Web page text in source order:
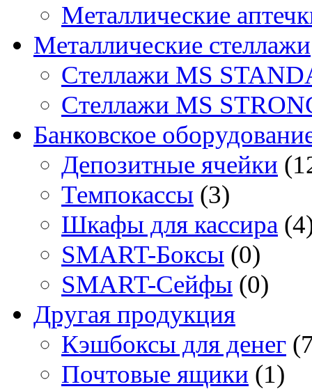
Металлические
Металлические стеллажи
Стеллажи MS
Стеллажи MS
Банковское
Депозитные ячейки
Темпокассы (3)
Шкафы для кассира
SMART-Боксы (0)
SMART-Сейфы (0)
Другая продукция
Кэшбоксы для денег
Почтовые ящики (1)